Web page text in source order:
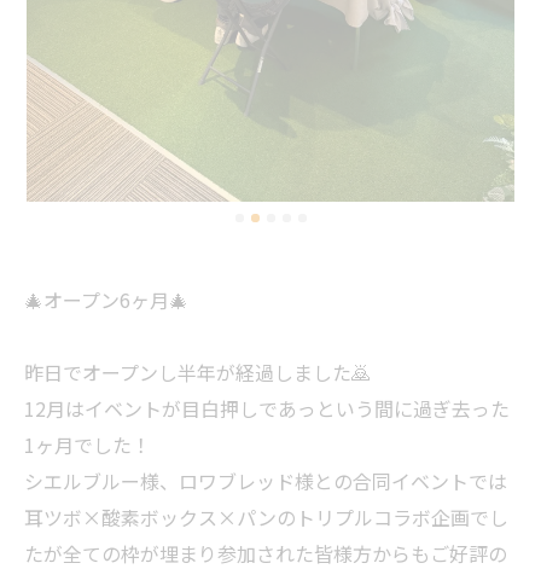
🎄オープン6ヶ月🎄
昨日でオープンし半年が経過しました🙇
12月はイベントが目白押しであっという間に過ぎ去った
1ヶ月でした！
シエルブルー様、ロワブレッド様との合同イベントでは
耳ツボ×酸素ボックス×パンのトリプルコラボ企画でし
たが全ての枠が埋まり参加された皆様方からもご好評の